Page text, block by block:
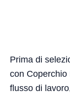
Prima di
con Coperchio
flusso di